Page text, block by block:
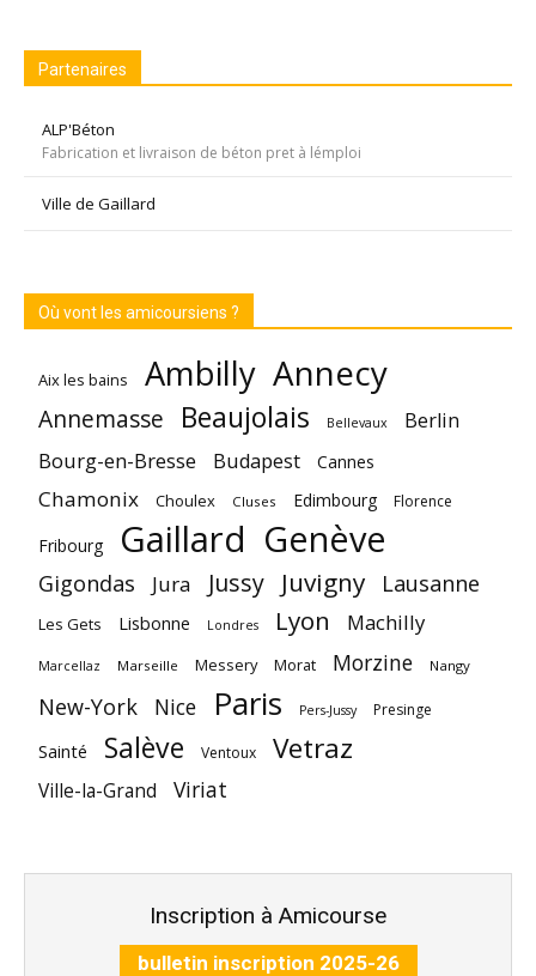
Partenaires
ALP'Béton
Fabrication et livraison de béton pret à lémploi
Ville de Gaillard
Où vont les amicoursiens ?
Aix les bains Ambilly Annecy
Annemasse Beaujolais Bellevaux Berlin
Bourg-en-Bresse Budapest Cannes
Chamonix Choulex Cluses Edimbourg Florence
Fribourg Gaillard Genève
Gigondas Jura Jussy Juvigny Lausanne
Les Gets Lisbonne Londres Lyon Machilly
Marcellaz Marseille Messery Morat Morzine Nangy
New-York Nice Paris Pers-Jussy Presinge
Sainté Salève Ventoux Vetraz
Ville-la-Grand Viriat
Inscription à Amicourse
bulletin inscription 2025-26